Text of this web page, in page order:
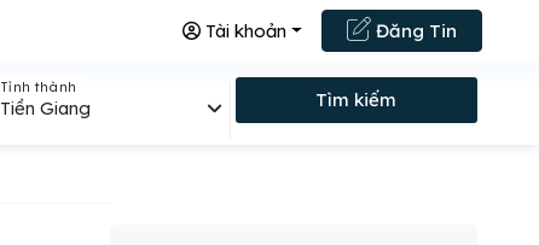
Đăng Tin
Tài khoản
Tỉnh thành
Tiền Giang Tìm kiếm